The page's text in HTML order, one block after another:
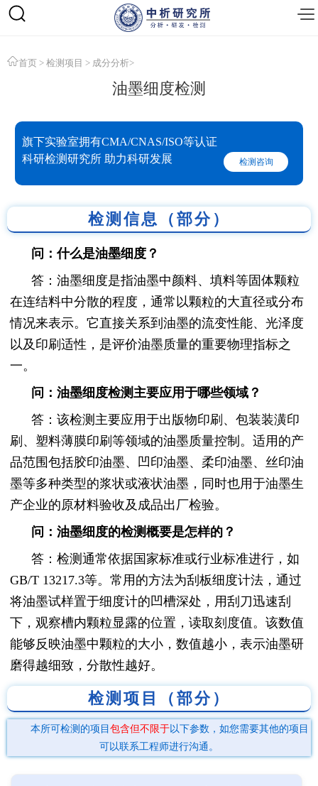
首页 > 检测项目 > 成分分析>
油墨细度检测
旗下实验室拥有CMA/CNAS/ISO等认证
科研检测研究所 助力科研发展
检测咨询
检测信息（部分）
问：什么是油墨细度？
答：油墨细度是指油墨中颜料、填料等固体颗粒
在连结料中分散的程度，通常以颗粒的大直径或分布
情况来表示。它直接关系到油墨的流变性能、光泽度
以及印刷适性，是评价油墨质量的重要物理指标之
一。
问：油墨细度检测主要应用于哪些领域？
答：该检测主要应用于出版物印刷、包装装潢印
刷、塑料薄膜印刷等领域的油墨质量控制。适用的产
品范围包括胶印油墨、凹印油墨、柔印油墨、丝印油
墨等多种类型的浆状或液状油墨，同时也用于油墨生
产企业的原材料验收及成品出厂检验。
问：油墨细度的检测概要是怎样的？
答：检测通常依据国家标准或行业标准进行，如
GB/T 13217.3等。常用的方法为刮板细度计法，通过
将油墨试样置于细度计的凹槽深处，用刮刀迅速刮
下，观察槽内颗粒显露的位置，读取刻度值。该数值
能够反映油墨中颗粒的大小，数值越小，表示油墨研
磨得越细致，分散性越好。
检测项目（部分）
本所可检测的项目 包含但不限于以下参数，如您需要其他的项目
可以联系工程师进行沟通。